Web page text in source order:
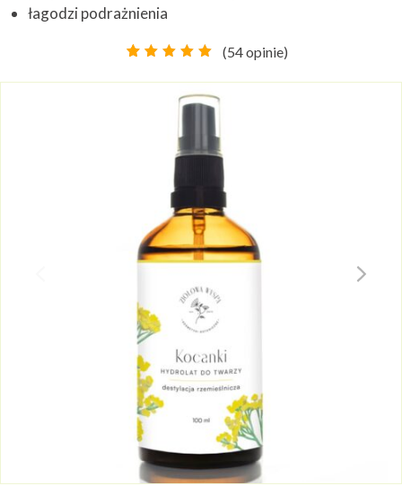
łagodzi podrażnienia
4.88na
podstawie
(54opinie)